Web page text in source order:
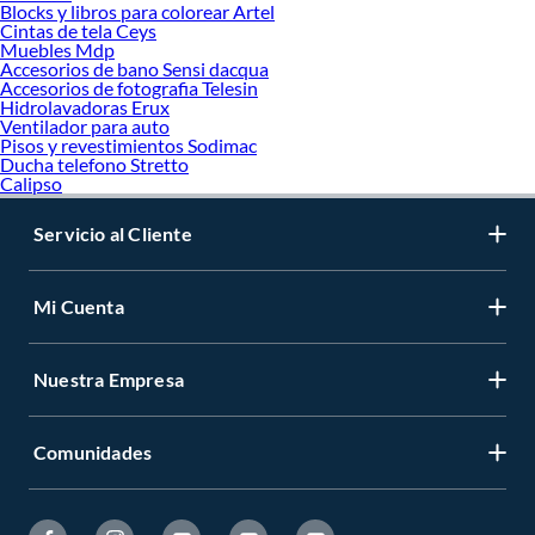
Blocks y libros para colorear Artel
Cintas de tela Ceys
Muebles Mdp
Accesorios de bano Sensi dacqua
Accesorios de fotografia Telesin
Hidrolavadoras Erux
Ventilador para auto
Pisos y revestimientos Sodimac
Ducha telefono Stretto
Calipso
Servicio al Cliente
Mi Cuenta
Nuestra Empresa
Comunidades